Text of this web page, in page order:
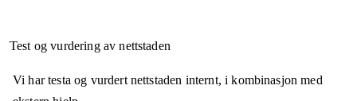
Test og vurdering av nettstaden
Vi har testa og vurdert nettstaden internt, i kombinasjon med